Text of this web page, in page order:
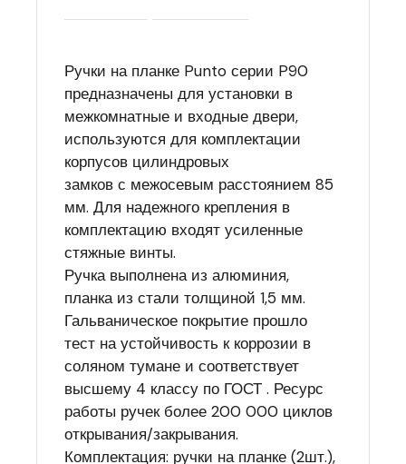
Ручки на планке Punto серии P90
предназначены для установки в
межкомнатные и входные двери,
используются для комплектации
корпусов цилиндровых
замков с межосевым расстоянием 85
мм. Для надежного крепления в
комплектацию входят усиленные
стяжные винты.
Ручка выполнена из алюминия,
планка из стали толщиной 1,5 мм.
Гальваническое покрытие прошло
тест на устойчивость к коррозии в
соляном тумане и соответствует
высшему 4 классу по ГОСТ . Ресурс
работы ручек более 200 000 циклов
открывания/закрывания.
Комплектация: ручки на планке (2шт.),